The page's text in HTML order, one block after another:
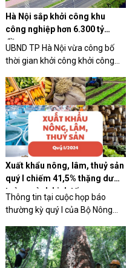
Hà Nội sắp khởi công khu
công nghiệp hơn 6.300 tỷ
đồng
UBND TP Hà Nội vừa công bố
thời gian khởi công khởi công
kết cấu hạ tầng khu công
nghiệp Đông Anh, dự án có tổng
vốn hơn 6.300 tỷ đồng.
Xuất khẩu nông, lâm, thuỷ sản
quý I chiếm 41,5% thặng dư
toàn ngành kinh tế
Thông tin tại cuộc họp báo
thường kỳ quý I của Bộ Nông
chiều 1/4 tại Hà Nội, Thứ trưởng
Bộ Nông nghiệp và Phát triển
nông thôn Phùng Đức Tiến cho